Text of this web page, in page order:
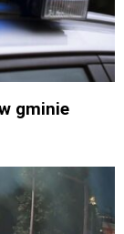
gminie